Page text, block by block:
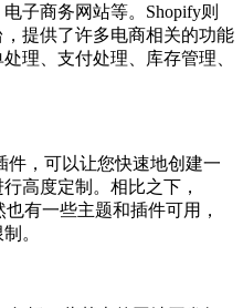
子商务网站等。Shopify则
提供了许多电商相关的功能
理、支付处理、库存管理、
件，可以让您快速地创建一
高度定制。相比之下，
有一些主题和插件可用，
。